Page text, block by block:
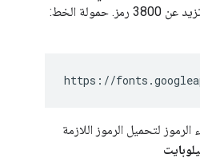
الخط:
لتحميل الرموز اللازمة